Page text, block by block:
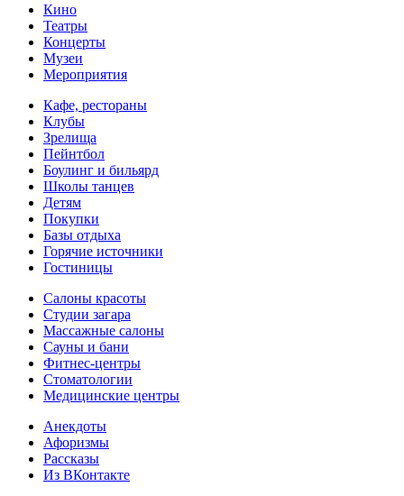
Кино
Театры
Концерты
Музеи
Мероприятия
Кафе, рестораны
Клубы
Зрелища
Пейнтбол
Боулинг и бильярд
Школы танцев
Детям
Покупки
Базы отдыха
Горячие источники
Гостиницы
Салоны красоты
Студии загара
Массажные салоны
Сауны и бани
Фитнес-центры
Стоматологии
Медицинские центры
Анекдоты
Афоризмы
Рассказы
Из ВКонтакте